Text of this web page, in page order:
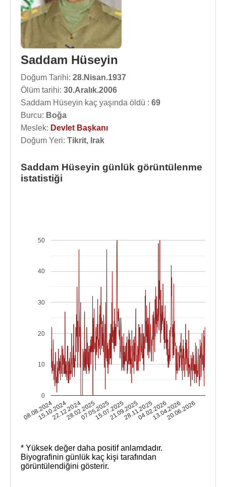
Saddam Hüseyin
Doğum Tarihi: 28.Nisan.1937
Ölüm tarihi: 30.Aralık.2006
Saddam Hüseyin kaç yaşında öldü : 69
Burcu: Boğa
Meslek: Devlet Başkanı
Doğum Yeri: Tikrit, Irak
Saddam Hüseyin günlük görüntülenme
istatistiği
08.08.2024
15.10.202422.12.202428.02.202507.05.202515.07.202521.09.202528.11.202504.02.202613.04.2026
20.06.2026
0
10
20
30
40
50
* Yüksek değer daha positif anlamdadır.
Biyografinin günlük kaç kişi tarafından
görüntülendiğini gösterir.